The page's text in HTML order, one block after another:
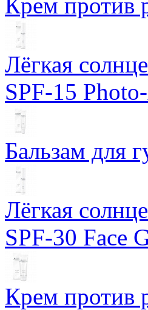
Лёгкая
SPF-15
Бальзам для
Лёгкая
SPF-30 Face
Крем против